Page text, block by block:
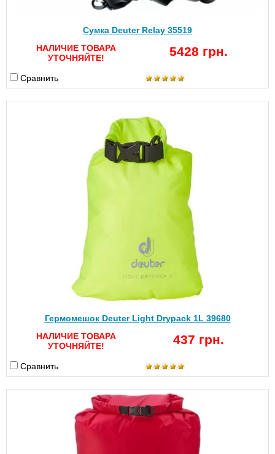
Сумка Deuter Relay 35519
НАЛИЧИЕ ТОВАРА
УТОЧНЯЙТЕ!
5428 грн.
Сравнить
Гермомешок Deuter Light Drypack 1L 39680
НАЛИЧИЕ ТОВАРА
УТОЧНЯЙТЕ!
437 грн.
Сравнить